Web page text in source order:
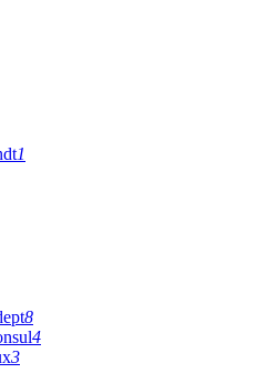
1
8
4
3